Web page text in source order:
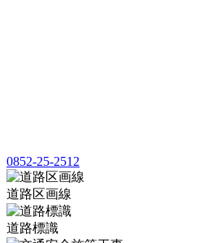
0852-25-2512
道路区画線
道路標識